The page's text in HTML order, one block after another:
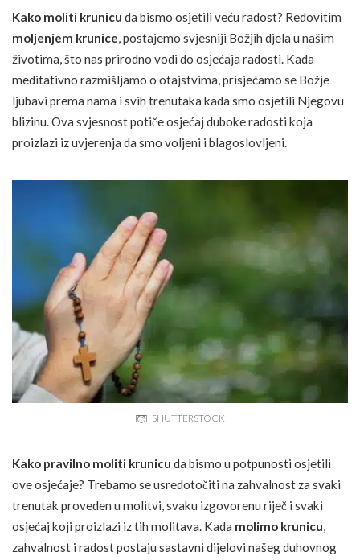
Kako moliti krunicu da bismo osjetili veću radost? Redovitim
moljenjem krunice, postajemo svjesniji Božjih djela u našim
životima, što nas prirodno vodi do osjećaja radosti. Kada
meditativno razmišljamo o otajstvima, prisjećamo se Božje
ljubavi prema nama i svih trenutaka kada smo osjetili Njegovu
blizinu. Ova svjesnost potiče osjećaj duboke radosti koja
proizlazi iz uvjerenja da smo voljeni i blagoslovljeni.
SHUTTERSTOCK
Kako pravilno moliti krunicu da bismo u potpunosti osjetili
ove osjećaje? Trebamo se usredotočiti na zahvalnost za svaki
trenutak proveden u molitvi, svaku izgovorenu riječ i svaki
osjećaj koji proizlazi iz tih molitava. Kada molimo krunicu,
zahvalnost i radost postaju sastavni dijelovi našeg duhovnog